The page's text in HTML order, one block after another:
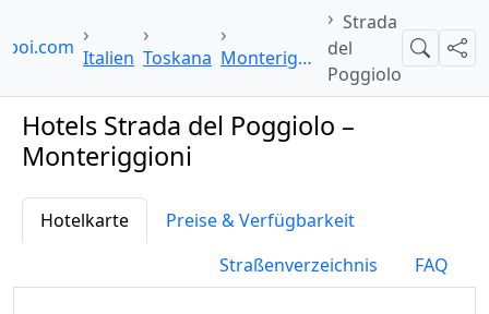
Italien Toskana Monteriggioni
Strada
del
Poggiolo
Suche
Hotels Strada del Poggiolo –
Monteriggioni
Hotelkarte
Preise & Verfügbarkeit
Straßenverzeichnis
FAQ